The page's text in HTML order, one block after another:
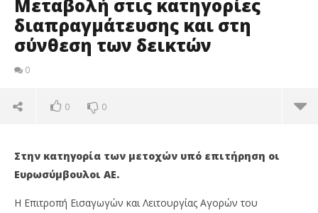
Μεταβολή στις κατηγορίες
διαπραγμάτευσης και στη
σύνθεση των δεικτών
0
0 0
Στην κατηγορία των μετοχών υπό επιτήρηση οι
Ευρωσύμβουλοι ΑΕ.
Η Επιτροπή Εισαγωγών και Λειτουργίας Αγορών του